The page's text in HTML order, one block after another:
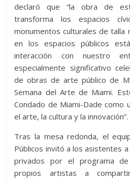
declaró que “la obra de
transforma los espacios
monumentos culturales de talla
en los espacios públicos
interacción con nuestro
especialmente significativo
de obras de arte público de
Semana del Arte de Miami.
Condado de Miami-Dade como
el arte, la cultura y la innovación”.
Tras la mesa redonda, el
Públicos invitó a los asistentes
privados por el programa
propios artistas a